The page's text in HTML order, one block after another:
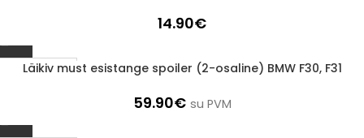
14.90€
1-3 D.D.
Läikiv must esistange spoiler (2-osaline) BMW F30, F31
59.90€ su PVM